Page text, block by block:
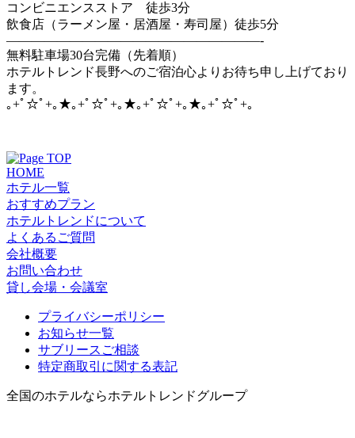
コンビニエンスストア 徒歩3分
飲食店（ラーメン屋・居酒屋・寿司屋）徒歩5分
————————————————————-
無料駐車場30台完備（先着順）
ホテルトレンド長野へのご宿泊心よりお待ち申し上げており
ます。
｡+ﾟ☆ﾟ+｡★｡+ﾟ☆ﾟ+｡★｡+ﾟ☆ﾟ+｡★｡+ﾟ☆ﾟ+｡
HOME
ホテル一覧
おすすめプラン
ホテルトレンドについて
よくあるご質問
会社概要
お問い合わせ
貸し会場・会議室
プライバシーポリシー
お知らせ一覧
サブリースご相談
特定商取引に関する表記
全国のホテルならホテルトレンドグループ